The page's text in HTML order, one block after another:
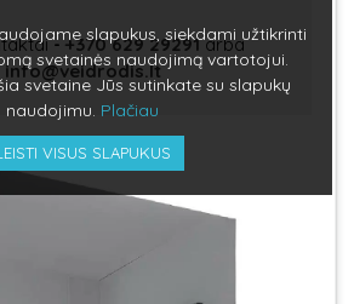
-+370 629 29291arba
info@veidrodis.lt
slapukus, siekdami užtikrinti
svetainės naudojimą vartotojui.
svetaine Jūs sutinkate su slapukų
naudojimu. Plačiau
VISUS SLAPUKUS